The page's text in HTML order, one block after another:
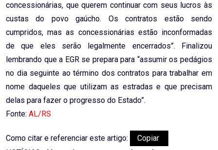
concessionárias, que querem continuar com seus lucros às
custas do povo gaúcho. Os contratos estão sendo
cumpridos, mas as concessionárias estão inconformadas
de que eles serão legalmente encerrados”. Finalizou
lembrando que a EGR se prepara para “assumir os pedágios
no dia seguinte ao término dos contratos para trabalhar em
nome daqueles que utilizam as estradas e que precisam
delas para fazer o progresso do Estado”.
Fonte: AL/RS
Como citar e referenciar este artigo:
Copiar